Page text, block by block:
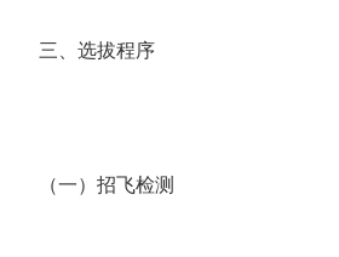
三、选拔程序
（一）招飞检测